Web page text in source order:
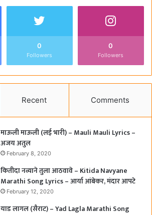
0
Followers
0
Followers
Recent Comments
माऊली माऊली (लई भारी) – Mauli Mauli Lyrics –
अजय अतुल
February 8, 2020
कितीदा नव्याने तुला आठवावे – Kitida Navyane
Marathi Song Lyrics – आर्या आंबेकर, मंदार आपटे
February 12, 2020
याड लागल (सैराट) – Yad Lagla Marathi Song